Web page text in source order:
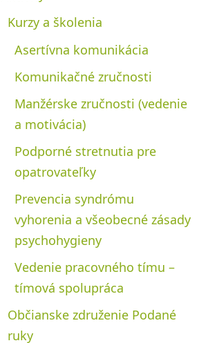
Kurzy a školenia
Asertívna komunikácia
Komunikačné zručnosti
Manžérske zručnosti (vedenie
a motivácia)
Podporné stretnutia pre
opatrovateľky
Prevencia syndrómu
vyhorenia a všeobecné zásady
psychohygieny
Vedenie pracovného tímu –
tímová spolupráca
Občianske združenie Podané
ruky